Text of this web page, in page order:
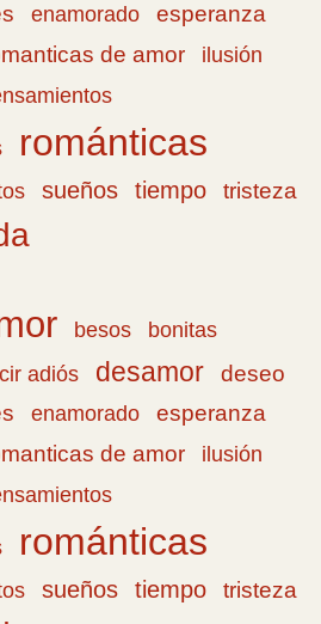
enamorado esperanza
de amor
ilusión
románticas
sueños tiempo
tristeza
besos
bonitas
adiós desamor deseo
enamorado esperanza
de amor
ilusión
románticas
sueños tiempo tristeza